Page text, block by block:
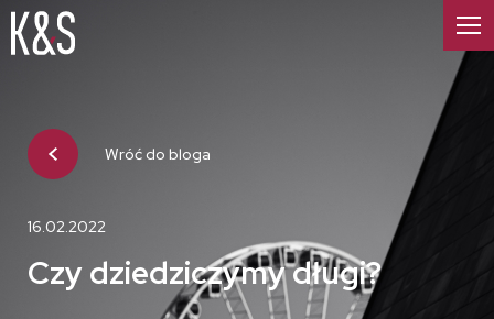
Wróć do bloga
16.02.2022
Czy dziedziczymy długi?